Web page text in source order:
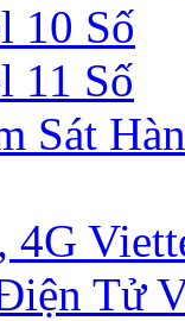
10 Số
11 Số
Sát
4G
Tử